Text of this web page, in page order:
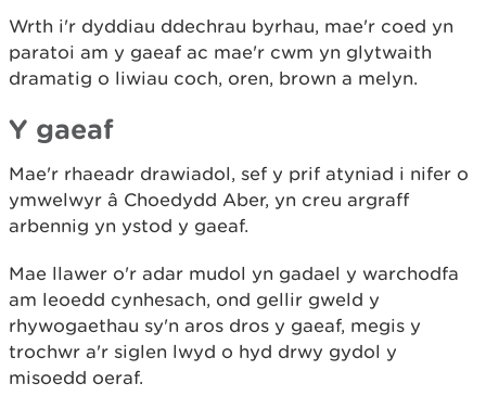
Wrth i'r dyddiau ddechrau byrhau, mae'r coed yn
paratoi am y gaeaf ac mae'r cwm yn glytwaith
dramatig o liwiau coch, oren, brown a melyn.
Y gaeaf
Mae'r rhaeadr drawiadol, sef y prif atyniad i nifer o
ymwelwyr â Choedydd Aber, yn creu argraff
arbennig yn ystod y gaeaf.
Mae llawer o'r adar mudol yn gadael y warchodfa
am leoedd cynhesach, ond gellir gweld y
rhywogaethau sy'n aros dros y gaeaf, megis y
trochwr a'r siglen lwyd o hyd drwy gydol y
misoedd oeraf.